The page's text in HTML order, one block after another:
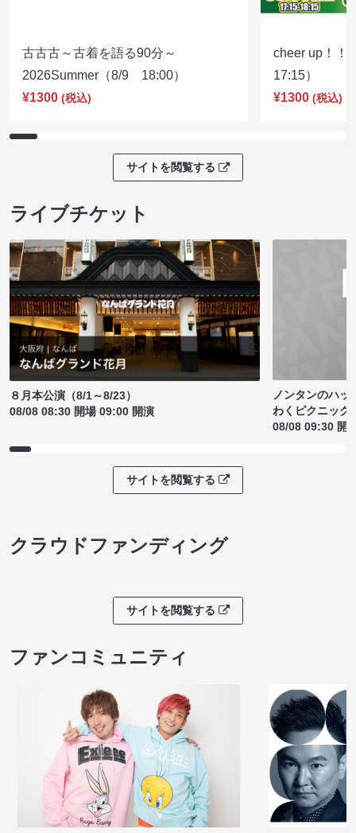
古古古～古着を語る90分～
2026Summer（8/9 18:00）
¥1300 (税込)
cheer up！
17:15）
¥1300 (税込)
サイトを閲覧する
ライブチケット
８月本公演（8/1～8/23）
08/08 08:30 開場 09:00 開演
ノンタンのハッ
わくピクニック
08/08 09:30 開
サイトを閲覧する
クラウドファンディング
サイトを閲覧する
ファンコミュニティ